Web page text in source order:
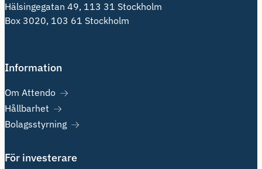
Hälsingegatan 49, 113 31 Stockholm
Box 3020, 103 61 Stockholm
Information
Om Attendo
Hållbarhet
Bolagsstyrning
För investerare